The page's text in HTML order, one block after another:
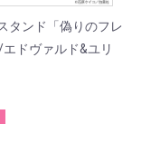
タンド「偽りのフレ
ドヴァルド&ユリ